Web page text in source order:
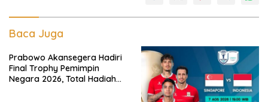
Baca Juga
Prabowo Akansegera Hadiri
Final Trophy Pemimpin
Negara 2026, Total Hadiah